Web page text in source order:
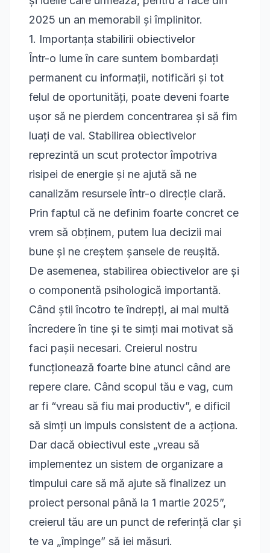
2025 un an memorabil și împlinitor.
1. Importanța stabilirii obiectivelor
Într-o lume în care suntem bombardați
permanent cu informații, notificări și tot
felul de oportunități, poate deveni foarte
ușor să ne pierdem concentrarea și să fim
luați de val. Stabilirea obiectivelor
reprezintă un scut protector împotriva
risipei de energie și ne ajută să ne
canalizăm resursele într-o direcție clară.
Prin faptul că ne definim foarte concret ce
vrem să obținem, putem lua decizii mai
bune și ne creștem șansele de reușită.
De asemenea, stabilirea obiectivelor are și
o componentă psihologică importantă.
Când știi încotro te îndrepți, ai mai multă
încredere în tine și te simți mai motivat să
faci pașii necesari. Creierul nostru
funcționează foarte bine atunci când are
repere clare. Când scopul tău e vag, cum
ar fi “vreau să fiu mai productiv”, e dificil
să simți un impuls consistent de a acționa.
Dar dacă obiectivul este „vreau să
implementez un sistem de organizare a
timpului care să mă ajute să finalizez un
proiect personal până la 1 martie 2025”,
creierul tău are un punct de referință clar și
te va „împinge” să iei măsuri.